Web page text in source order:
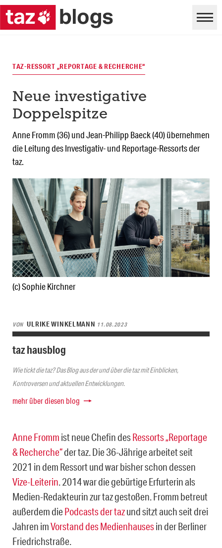
(c) Sophie Kirchner
TAZ-RESSORT „REPORTAGE & RECHERCHE“
Neue investigative
Doppelspitze
Anne Fromm (36) und Jean-Philipp Baeck (40) übernehmen
die Leitung des Investigativ- und Reportage-Ressorts der
taz.
VON ULRIKE WINKELMANN 11.08.2023
taz hausblog
Wie tickt die taz? Das Blog aus der und über die taz mit Einblicken,
Kontroversen und aktuellen Entwicklungen.
mehr über diesen blog
Anne Fromm ist neue Chefin desRessorts „Reportage
& Recherche“der taz. Die 36-Jährige arbeitet seit
2021 in dem Ressort und war bisher schon dessen
Vize-Leiterin. 2014 war die gebürtige Erfurterin als
Medien-Redakteurin zur taz gestoßen. Fromm betreut
außerdem diePodcasts der tazund sitzt auch seit drei
Jahren imVorstand des Medienhausesin der Berliner
Friedrichstraße.